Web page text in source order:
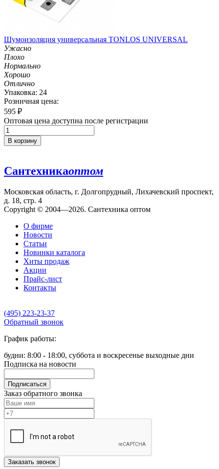
Шумоизоляция универсальная TONLOS UNIVERSAL
Ужасно
Плохо
Нормально
Хорошо
Отлично
Упаковка: 24
Розничная цена:
595 ₽
Оптовая цена доступна после регистрации
В корзину
Сантехникаоптом
Московская область, г. Долгопрудный, Лихачевский проспект,
д. 18, стр. 4
Copyright © 2004—2026. Сантехника оптом
О фирме
Новости
Статьи
Новинки каталога
Хиты продаж
Акции
Прайс-лист
Контакты
(495) 223-23-37
Обратный звонок
График работы:
будни: 8:00 - 18:00, суббота и воскресенье выходные дни
Подписка на новости
Подписаться
Заказ обратного звонка
Заказать звонок